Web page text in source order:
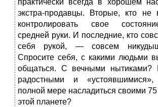
практически всегда в хорошем
экстра-продавцы. Вторые, кто не
контролировать свое
средней руки. И последние, кто
себя рукой, — совсем
Спросите себя, с какими людьми
общаться. С вечными нытиками?
радостными и
полной мере насладиться своими
этой планете?